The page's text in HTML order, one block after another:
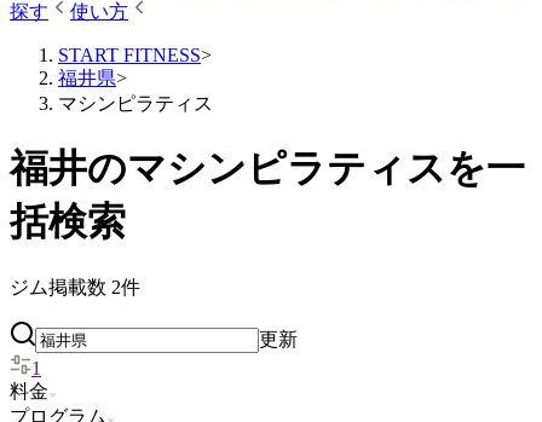
探す
使い方
START FITNESS>
福井県>
マシンピラティス
福井のマシンピラティスを一
括検索
ジム掲載数 2件
更新
1
料金
プログラム